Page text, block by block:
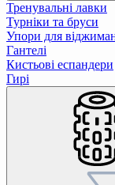
Тренувальні лавки
Турніки та бруси
Упори для
Гантелі
Кистьові еспандери
Гирі